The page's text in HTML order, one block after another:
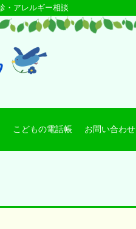
アレルギー相談
こどもの電話帳 お問い合わせ